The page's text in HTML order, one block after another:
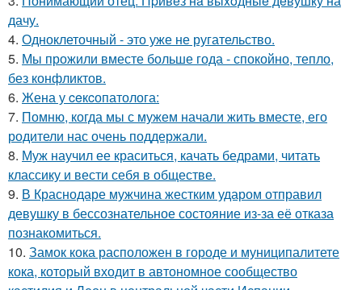
дачу.
4. Одноклеточный - это уже не ругательство.
5. Мы прожили вместе больше года - спокойно, тепло,
без конфликтов.
6. Жена у ceкcопатолога:
7. Помню, когда мы с мужем начали жить вместе, его
родители нас очень поддержали.
8. Муж научил ее краситься, качать бедрами, читать
классику и вести себя в обществе.
9. В Краснодаре мужчина жестким ударом отправил
девушку в бессознательное состояние из-за её отказа
познакомиться.
10. Замок кока расположен в городе и муниципалитете
кока, который входит в автономное сообщество